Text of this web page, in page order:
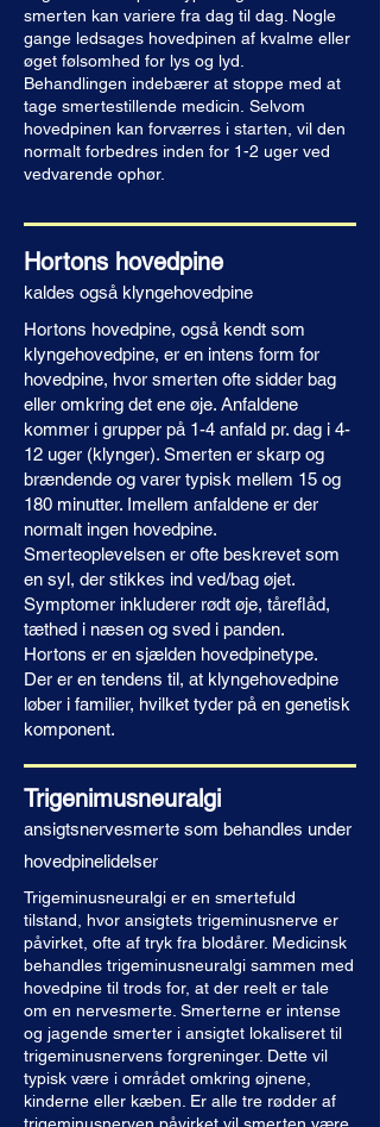
​​smerten kan variere fra dag til dag. Nogle
gange ledsages hovedpinen af kvalme eller
øget følsomhed for lys og lyd.
Behandlingen indebærer at stoppe med at
tage smertestillende medicin. Selvom
hovedpinen kan forværres i starten, vil den
normalt forbedres inden for 1-2 uger ved
vedvarende ophør.
Hortons hovedpine
kaldes også klyngehovedpine
Hortons hovedpine, også kendt som
klyngehovedpine, er en intens form for
hovedpine, hvor smerten ofte sidder bag
eller omkring det ene øje. Anfaldene
kommer i grupper på 1-4 anfald pr. dag i 4-
12 uger (klynger). Smerten er skarp og
brændende og varer typisk mellem 15 og
180 minutter. Imellem anfaldene er der
normalt ingen hovedpine.
Smerteoplevelsen er ofte beskrevet som
en syl, der stikkes ind ved/bag øjet.
Symptomer inkluderer rødt øje, tåreflåd,
tæthed i næsen og sved i panden.
Hortons er en sjælden hovedpinetype.
Der er en tendens til, at klyngehovedpine
løber i familier, hvilket tyder på en genetisk
komponent.
Trigenimusneuralgi
ansigtsnervesmerte som behandles under
hovedpinelidelser
Trigeminusneuralgi er en smertefuld
tilstand, hvor ansigtets trigeminusnerve er
påvirket, ofte af tryk fra blodårer. Medicinsk
behandles trigeminusneuralgi sammen med
hovedpine til trods for, at der reelt er tale
om en nervesmerte. Smerterne er intense
og jagende smerter i ansigtet lokaliseret til
trigeminusnervens forgreninger. Dette vil
typisk være i området omkring øjnene,
kinderne eller kæben. Er alle tre rødder af